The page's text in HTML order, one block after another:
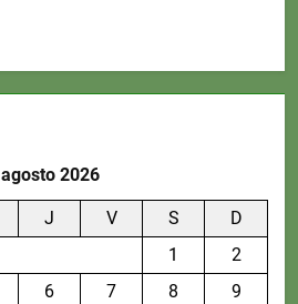
agosto 2026
J V S
D
1
2
6 7 8
9